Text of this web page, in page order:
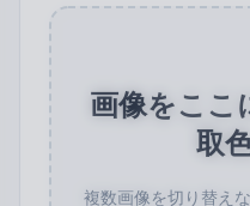
画像をここ
取
複数画像を切り替え